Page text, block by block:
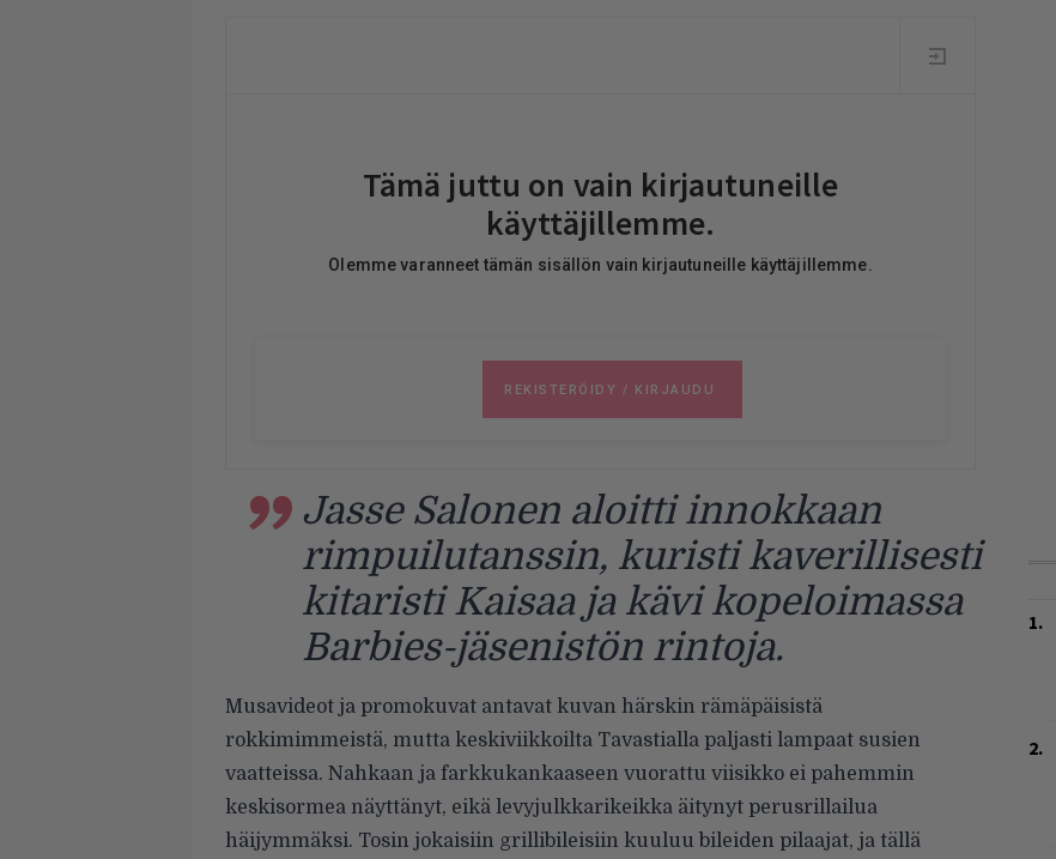
Jasse Salonen aloitti innokkaan
rimpuilutanssin, kuristi kaverillisesti
kitaristi Kaisaa ja kävi kopeloimassa
Barbies-jäsenistön rintoja.
Musavideot ja promokuvat antavat kuvan härskin rämäpäisistä
rokkimimmeistä, mutta keskiviikkoilta Tavastialla paljasti lampaat susien
vaatteissa. Nahkaan ja farkkukankaaseen vuorattu viisikko ei pahemmin
keskisormea näyttänyt, eikä levyjulkkarikeikka äitynyt perusrillailua
häijymmäksi. Tosin jokaisiin grillibileisiin kuuluu bileiden pilaajat, ja tällä